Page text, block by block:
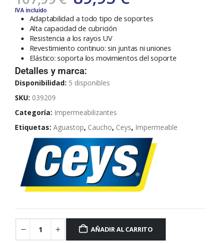
IVA incluido
Adaptabilidad a todo tipo de soportes
Alta capacidad de cubrición
Resistencia a los rayos UV
Revestimiento continuo: sin juntas ni uniones
Elástico: soporta los movimientos del soporte
Detalles y marca:
Disponibilidad: 5 disponibles
SKU: 039209
Categoría: Impermeabilizantes
Etiquetas: Aguastop, Caucho, Ceys, Impermeable
AÑADIR AL CARRITO